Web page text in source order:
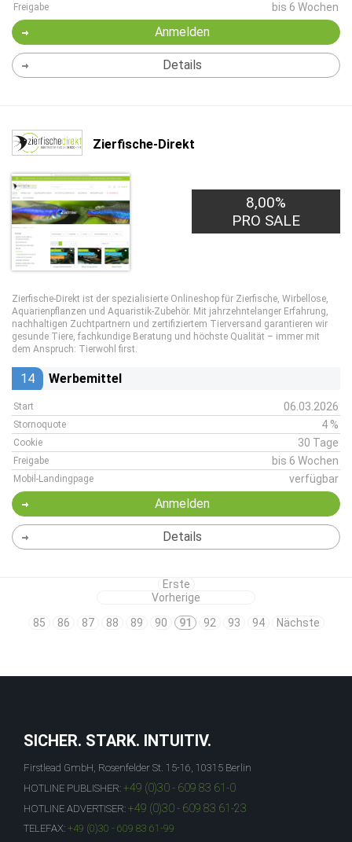
Freigabe bis 6 Wochen
Anmelden
Details
Zierfische-Direkt
8,00%
PRO SALE
Zierfische-Direkt ist der spezialisierte Onlineshop für Zierfische, Wirbellose,
Aquarienpflanzen und Aquaristik-Zubehör. Mit jahrzehntelanger Erfahrung,
nachhaltigen Zuchtpartnern und zertifiziertem Tierversand garantieren wir
gesunde Tiere, fachkundige Beratung und höchste Qualität – immer mit
dem Anspruch: Tierwohl first.
14 Werbemittel
Start 06.03.2026
Stornoquote 4 %
Cookie 30 Tage
Freigabe bis 6 Wochen
Mobil-Landingpage verfügbar
Anmelden
Details
Erste
Vorherige
85
86 87 88 89 90 91 92 93 94 Nächste
SICHER. STARK. INTUITIV.
Firstlead GmbH, Rosenfelder St. 15-16, 10315 Berlin
HOTLINE PUBLISHER: +49 (0)30 - 609 83 61-0
HOTLINE ADVERTISER: +49 (0)30 - 609 83 61-23
TELEFAX: +49 (0)30 - 609 83 61-99